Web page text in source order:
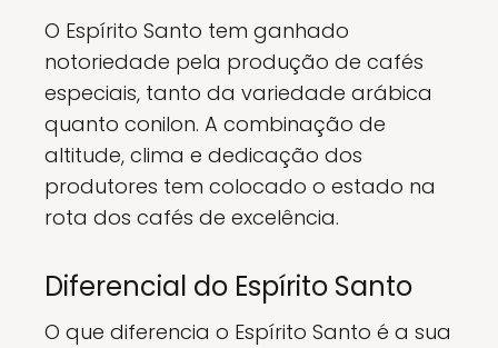
O Espírito Santo tem ganhado
notoriedade pela produção de cafés
especiais, tanto da variedade arábica
quanto conilon. A combinação de
altitude, clima e dedicação dos
produtores tem colocado o estado na
rota dos cafés de excelência.
Diferencial do Espírito Santo
O que diferencia o Espírito Santo é a sua